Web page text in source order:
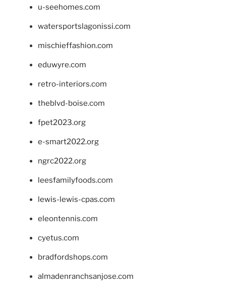
u-seehomes.com
watersportslagonissi.com
mischieffashion.com
eduwyre.com
retro-interiors.com
theblvd-boise.com
fpet2023.org
e-smart2022.org
ngrc2022.org
leesfamilyfoods.com
lewis-lewis-cpas.com
eleontennis.com
cyetus.com
bradfordshops.com
almadenranchsanjose.com